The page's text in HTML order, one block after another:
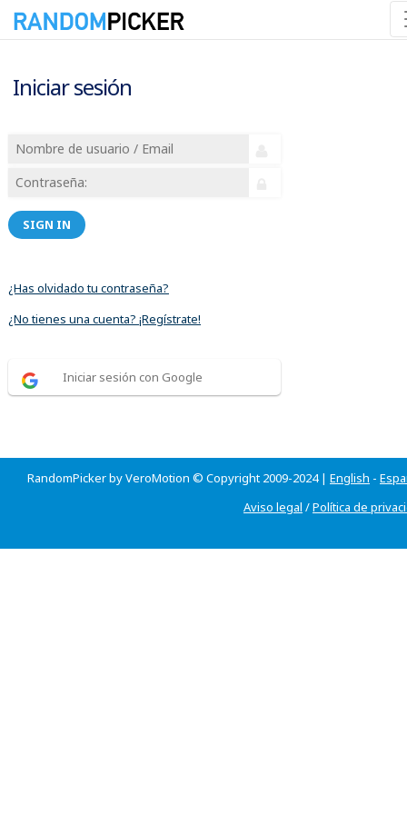
Iniciar sesión
SIGN IN
¿Has olvidado tu contraseña?
¿No tienes una cuenta? ¡Regístrate!
Iniciar sesión con Google
RandomPicker by VeroMotion © Copyright 2009-2024 | English -
Aviso legal /Política de